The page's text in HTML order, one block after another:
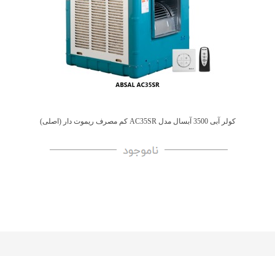
کولر آبی 3500 آبسال مدل AC35SR کم مصرف ریموت دار (اصلی)